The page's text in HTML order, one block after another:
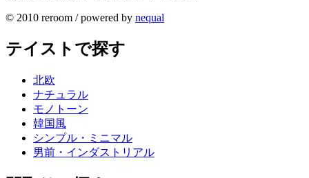
© 2010 reroom / powered by nequal
テイストで探す
北欧
ナチュラル
モノトーン
韓国風
シンプル・ミニマル
男前・インダストリアル